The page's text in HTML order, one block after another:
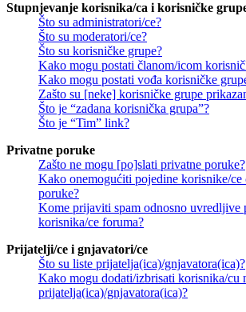
Stupnjevanje korisnika/ca i korisničke
Što su administratori/ce?
Što su moderatori/ce?
Što su korisničke grupe?
Kako mogu postati članom/icom
Kako mogu postati vođa korisničke
Zašto su [neke] korisničke grupe
Što je “zadana korisnička grupa”?
Što je “Tim” link?
Privatne poruke
Zašto ne mogu [po]slati privatne poruke?
Kako onemogućiti pojedine korisnike/ce
poruke?
Kome prijaviti spam odnosno uvredljive
korisnika/ce foruma?
Prijatelji/ce i gnjavatori/ce
Što su liste prijatelja(ica)/gnjavatora(ica)?
Kako mogu dodati/izbrisati korisnika/cu
prijatelja(ica)/gnjavatora(ica)?